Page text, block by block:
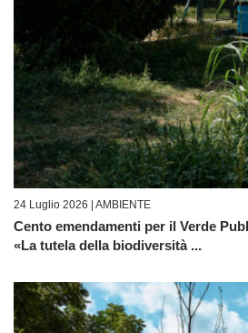
24 Luglio 2026 | AMBIENTE
Cento emendamenti per il Verde
«La tutela della biodiversità ...